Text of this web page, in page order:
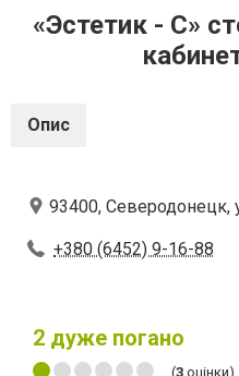
«Эстетик - С»
Опис
93400, Северодонецк,
+380 (6452) 9-16-88
2 дуже погано
(3 оцінки)